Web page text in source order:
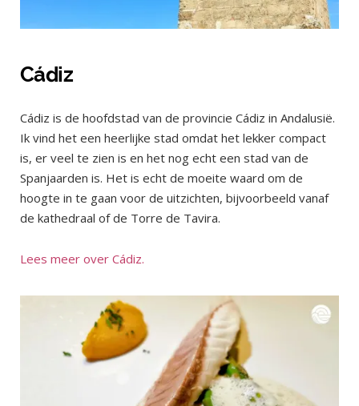
Cádiz
Cádiz is de hoofdstad van de provincie Cádiz in Andalusië.
Ik vind het een heerlijke stad omdat het lekker compact
is, er veel te zien is en het nog echt een stad van de
Spanjaarden is. Het is echt de moeite waard om de
hoogte in te gaan voor de uitzichten, bijvoorbeeld vanaf
de kathedraal of de Torre de Tavira.
Lees meer over Cádiz.